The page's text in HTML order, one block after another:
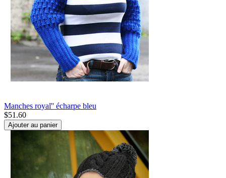
Manches royal'' écharpe bleu
$51.60
Ajouter au panier